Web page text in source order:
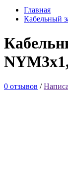
Главная
Кабельный
0 отзывов /